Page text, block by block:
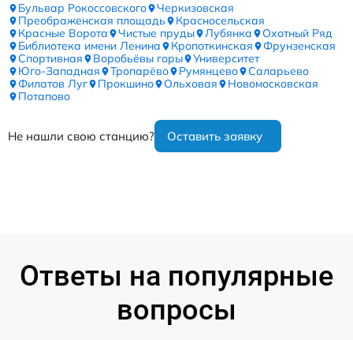
Бульвар Рокоссовского
Черкизовская
Преображенская площадь
Красносельская
Красные Ворота
Чистые пруды Лубянка
Охотный Ряд
Библиотека имени Ленина
Кропоткинская
Фрунзенская
Спортивная
Воробьёвы горы
Университет
Юго-Западная
Тропарёво Румянцево
Саларьево
Филатов Луг
Прокшино Ольховая
Новомосковская
Потапово
Не нашли свою станцию? Оставить заявку
Ответы на популярные
вопросы